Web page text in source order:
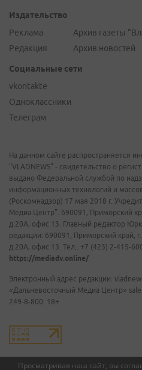
Просматривая наш сайт, вы
Издательство
Реклама
Редакция
Архив газеты
Архив новостей
Социальные сети
vkontakte
Одноклассники
Телеграм
На данном сайте распространяется
"VLADNEWS" - свидетельство о
выдано Федеральной службой по
информационных технологий и
(Роскомнадзор) 17 мая 2018 г.
Медиа Центр". 690091, Приморский
д.20А, офис 13. Главный редактор
редакции: 690091, Приморский край,
д.20А, офис 13. Тел.: +7 (423) 2-415-
https://mediadv.online/
Электронный адрес редакции:
«Дальневосточный Медиа Центр»
249-8-800. 18+